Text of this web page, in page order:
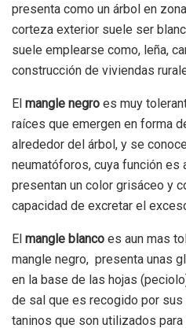
presenta como un árbol en
corteza exterior suele ser
suele emplearse como, leña,
construcción de viviendas
El mangle negro es muy
raíces que emergen en forma
alrededor del árbol, y se
neumatóforos, cuya función es
presentan un color grisáceo y
capacidad de excretar el
El mangle blanco es aun mas
mangle negro, presenta unas
en la base de las hojas
de sal que es recogido por
taninos que son utilizados